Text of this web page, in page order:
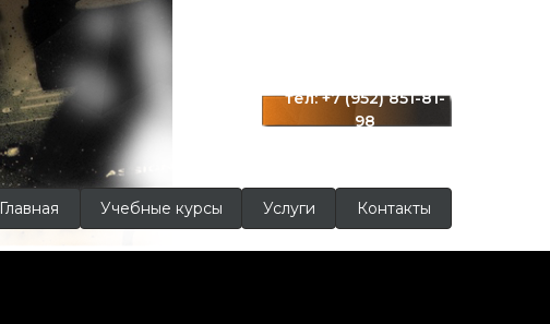
Главная Учебные курсы Услуги Контакты
тел: +7 (952) 851-81-
98